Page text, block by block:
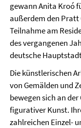
gewann Anita Kroó
außerdem den Pratt
Teilnahme am
des vergangenen
deutsche
Die künstlerischen
von Gemälden und
bewegen sich an
figurativer Kunst.
zahlreichen Einzel-